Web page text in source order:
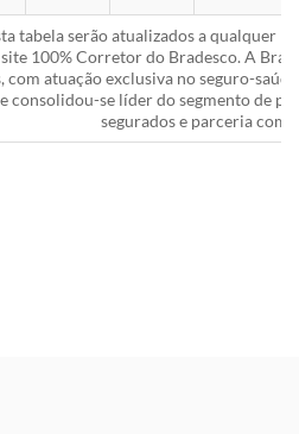
tabela serão atualizados a qualquer
100% Corretor do Bradesco. A
com atuação exclusiva no seguro-
consolidou-se líder do segmento de
segurados e parceria com